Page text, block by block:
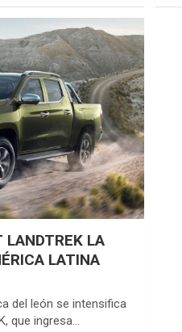
LANDTREK LA
LATINA
del león se intensifica
que ingresa…